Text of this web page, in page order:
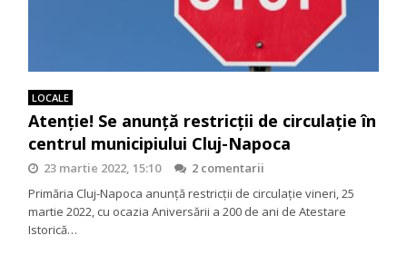
LOCALE
Atenție! Se anunță restricții de circulație în
centrul municipiului Cluj-Napoca
23 martie 2022, 15:10
2 comentarii
Primăria Cluj-Napoca anunță restricții de circulație vineri, 25
martie 2022, cu ocazia Aniversării a 200 de ani de Atestare
Istorică…